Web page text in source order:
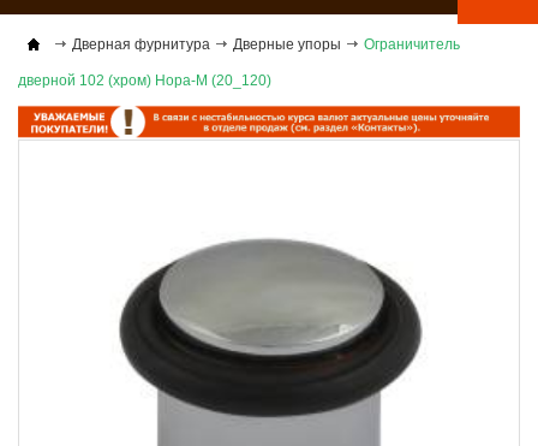
Дверная фурнитура Дверные упоры Ограничитель
дверной 102 (хром) Нора-М (20_120)